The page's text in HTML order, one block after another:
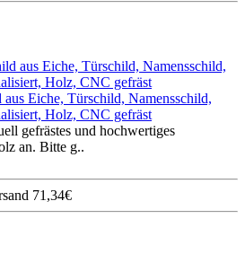
Eiche, Türschild, Namensschild,
Holz, CNC gefräst
gefrästes und hochwertiges
an. Bitte g..
71,34€